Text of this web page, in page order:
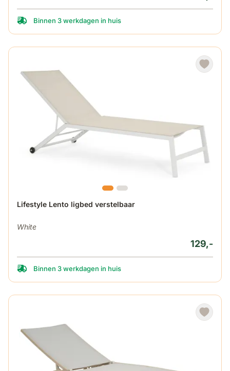
Binnen 3 werkdagen in huis
Lifestyle Lento ligbed verstelbaar
White
129,-
Binnen 3 werkdagen in huis